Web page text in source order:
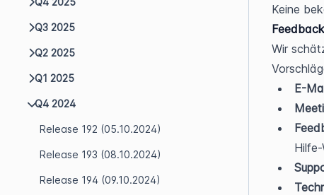
Q3 2025
Q2 2025
Q1 2025
Q4 2024
Release 192 (05.10.2024)
Release 193 (08.10.2024)
Release 194 (09.10.2024)
Keine
Wir
E-